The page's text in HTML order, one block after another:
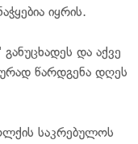
იყრის.
განუცხადეს და აქვე
წარდგენა დღეს
საკრებულოს